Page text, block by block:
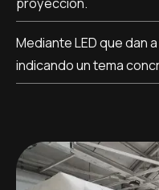
Mediante LED que dan
indicando un tema